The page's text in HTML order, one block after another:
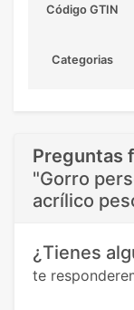
Código GTIN
Categorias
Preguntas
"Gorro
acrílico
¿Tienes
te